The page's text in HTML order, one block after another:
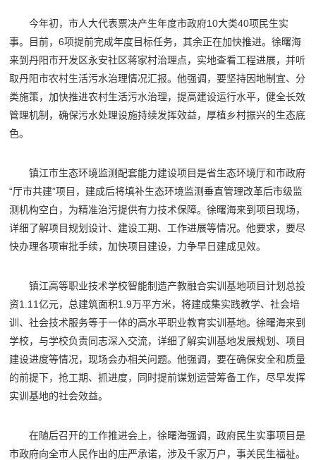
今年初，市人大代表票决产生年度市政府10大类40项民生实
事。目前，6项提前完成年度目标任务，其余正在加快推进。徐曙海
来到丹阳市开发区永安社区蒋家村治理点，实地查看工程进展，并听
取丹阳市农村生活污水治理情况汇报。他强调，要坚持因地制宜、分
类施策，加快推进农村生活污水治理，提高建设运行水平，健全长效
管理机制，确保污水处理设施持续发挥效益，厚植乡村振兴的生态底
色。
镇江市生态环境监测配套能力建设项目是省生态环境厅和市政府
“厅市共建”项目，建成后将填补生态环境监测垂直管理改革后市级监
测机构空白，为精准治污提供有力技术保障。徐曙海来到项目现场，
详细了解项目规划设计、建设工期、工作进展等情况。他要求，要尽
快办理各项审批手续，加快项目建设，力争早日建成见效。
镇江高等职业技术学校智能制造产教融合实训基地项目计划总投
资1.11亿元，总建筑面积1.9万平方米，将建成集实践教学、社会培
训、社会技术服务等于一体的高水平职业教育实训基地。徐曙海来到
学校，与学校负责同志深入交流，详细了解实训基地发展规划、项目
建设进度等情况，现场会办相关问题。他强调，要在确保安全和质量
的前提下，抢工期、抓进度，同时提前谋划运营筹备工作，尽早发挥
实训基地的社会效益。
在随后召开的工作推进会上，徐曙海强调，政府民生实事项目是
市政府向全市人民作出的庄严承诺，涉及千家万户，事关民生福祉。